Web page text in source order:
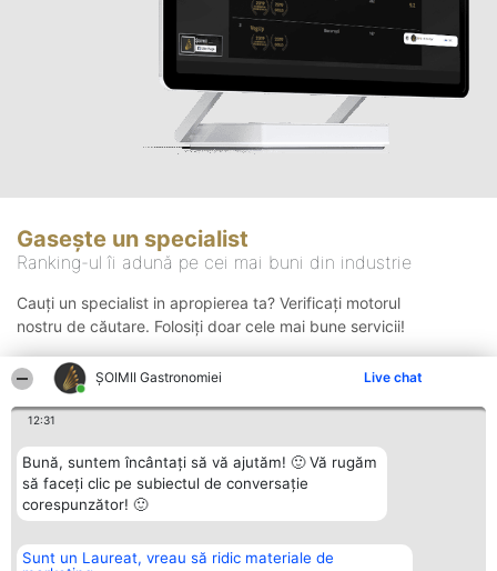
ȘOIMII Gastronomiei Live chat
12:31
Bună, suntem încântați să vă ajutăm! 🙂 Vă rugăm
să faceți clic pe subiectul de conversație
corespunzător! 🙂
Sunt un Laureat, vreau să ridic materiale de
Gasește un specialist
Ranking-ul îi adună pe cei mai buni din industrie
Cauți un specialist in apropierea ta? Verificați motorul
nostru de căutare. Folosiți doar cele mai bune servicii!
Organizator Ranking Plebiscyt Contact